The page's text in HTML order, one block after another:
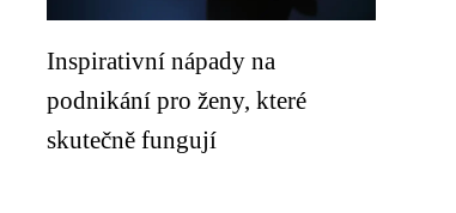
Inspirativní nápady na
podnikání pro ženy, které
skutečně fungují